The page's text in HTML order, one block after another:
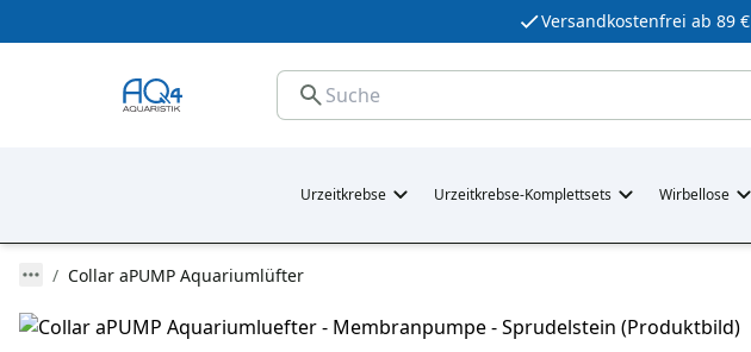
Versandkostenfrei ab 89 €
Urzeitkrebse Urzeitkrebse-Komplettsets Wirbellose
Collar aPUMP Aquariumlüfter